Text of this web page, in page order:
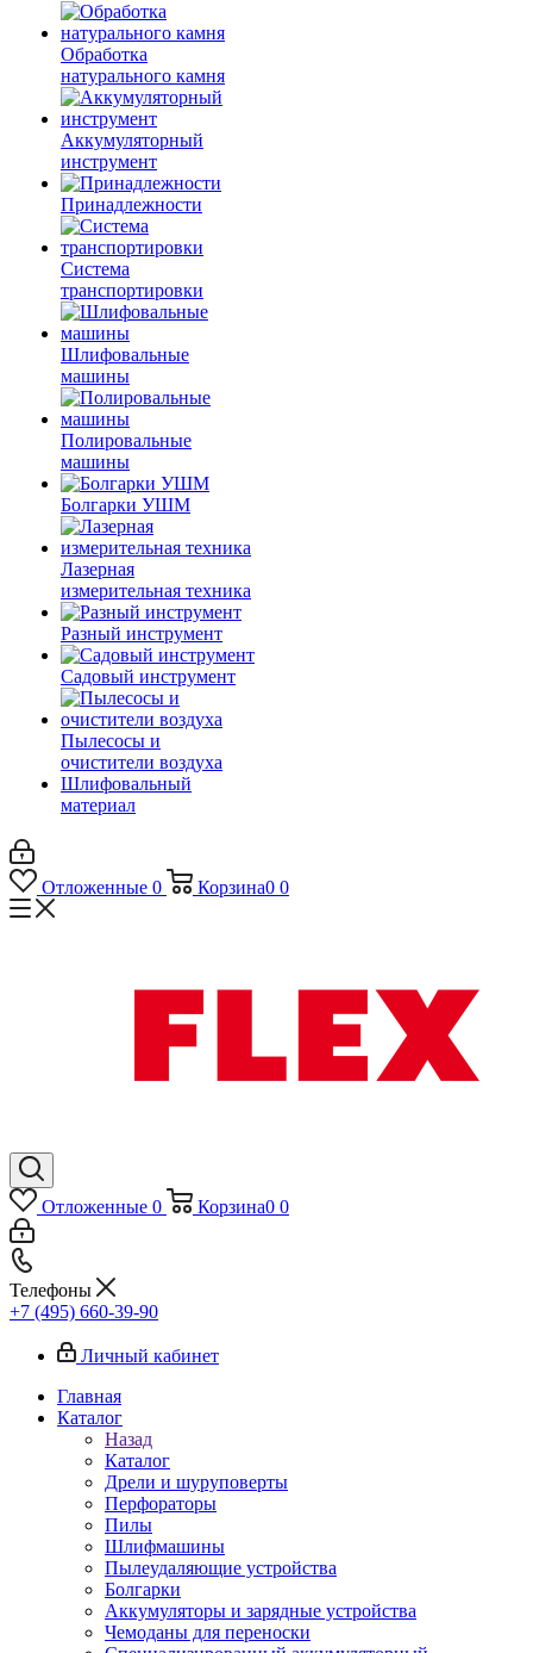
Обработка
натурального камня
Аккумуляторный
инструмент
Принадлежности
Система
транспортировки
Шлифовальные
машины
Полировальные
машины
Болгарки УШМ
Лазерная
измерительная техника
Разный инструмент
Садовый инструмент
Пылесосы и
очистители воздуха
Шлифовальный
материал
Отложенные 0 Корзина0 0
Отложенные 0 Корзина0 0
Телефоны
+7 (495) 660-39-90
Личный кабинет
Главная
Каталог
Назад
Каталог
Дрели и шуруповерты
Перфораторы
Пилы
Шлифмашины
Пылеудаляющие устройства
Болгарки
Аккумуляторы и зарядные устройства
Чемоданы для переноски